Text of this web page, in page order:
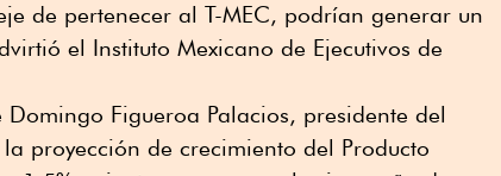
de pertenecer al T-MEC, podrían generar un
el Instituto Mexicano de Ejecutivos de
Figueroa Palacios, presidente del
proyección de crecimiento del Producto